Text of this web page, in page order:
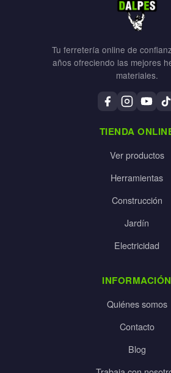
Tu ferretería online de
años ofreciendo las mejores
materiales.
TIENDA
Ver productos
Herramientas
Construcción
Jardín
Electricidad
INFORMACIÓN
Quiénes somos
Contacto
Blog